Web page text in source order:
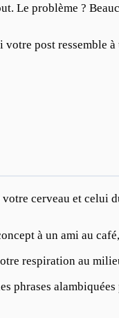
Le problème ?
post ressemble
cerveau et celui
à un ami au
respiration au
phrases